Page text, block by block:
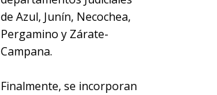
de Azul, Junín, Necochea,
Pergamino y Zárate-
Campana.
Finalmente, se incorporan